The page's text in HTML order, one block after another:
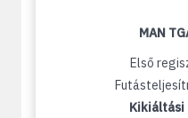
MAN
Első
Kikiáltási